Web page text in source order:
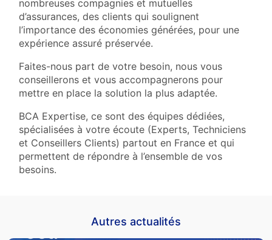
nombreuses compagnies et mutuelles
d’assurances, des clients qui soulignent
l’importance des économies générées, pour une
expérience assuré préservée.
Faites-nous part de votre besoin, nous vous
conseillerons et vous accompagnerons pour
mettre en place la solution la plus adaptée.
BCA Expertise, ce sont des équipes dédiées,
spécialisées à votre écoute (Experts, Techniciens
et Conseillers Clients) partout en France et qui
permettent de répondre à l’ensemble de vos
besoins.
Autres actualités